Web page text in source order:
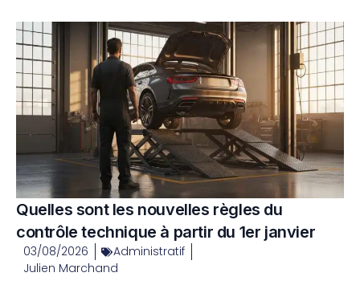
Quelles sont les nouvelles règles du
contrôle technique à partir du 1er janvier
03/08/2026
Administratif
Julien Marchand